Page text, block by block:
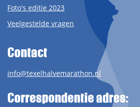
Foto's editie 2023
Veelgestelde vragen
Contact
info@texelhalvemarathon.nl
Correspondentie adres: